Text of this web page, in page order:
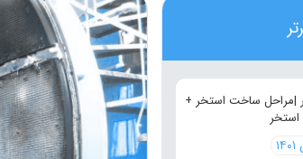
|مراحل ساخت استخر +